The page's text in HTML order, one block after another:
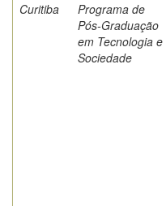
Curitiba
Programa de
Pós-Graduação
em Tecnologia e
Sociedade